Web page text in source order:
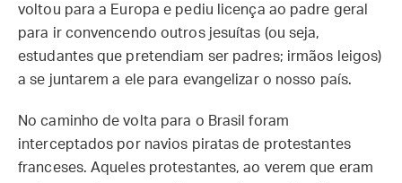
voltou para a Europa e pediu licença ao padre geral
para ir convencendo outros jesuítas (ou seja,
estudantes que pretendiam ser padres; irmãos leigos)
a se juntarem a ele para evangelizar o nosso país.
No caminho de volta para o Brasil foram
interceptados por navios piratas de protestantes
franceses. Aqueles protestantes, ao verem que eram